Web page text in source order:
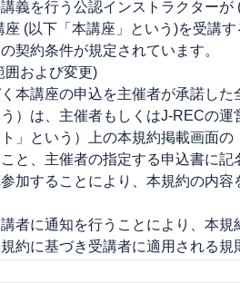
義を行う公認インストラクターが
座 (以下「本講座」という)を受講
契約条件が規定されています。
囲および変更)
本講座の申込を主催者が承諾した
）は、主催者もしくはJ-RECの運
」という）上の本規約掲載画面の
と、主催者の指定する申込書に記
加することにより、本規約の内容
者に通知を行うことにより、本規
約に基づき受講者に適用される規